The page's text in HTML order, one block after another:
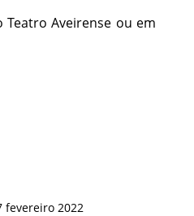
Aveirense ou em
fevereiro 2022